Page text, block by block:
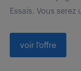
Essais. Vous serez
voir l'offre